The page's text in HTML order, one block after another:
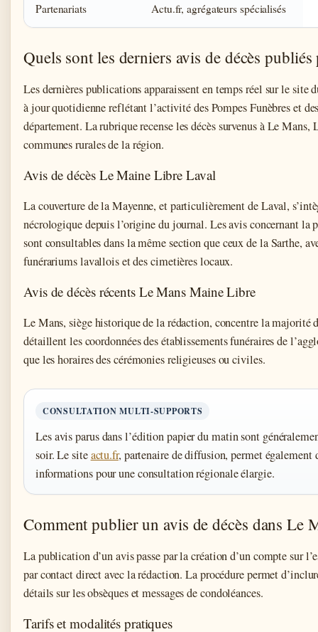
Partenariats Actu.fr, agrégateurs spécialisés
Quels sont les derniers avis de décès
Les dernières publications apparaissent en temps réel sur le site
à jour quotidienne reflétant l’activité des Pompes Funèbres et
département. La rubrique recense les décès survenus à Le Mans,
communes rurales de la région.
Avis de décès Le Maine Libre Laval
La couverture de la Mayenne, et particulièrement de Laval,
nécrologique depuis l’origine du journal. Les avis concernant la
sont consultables dans la même section que ceux de la Sarthe,
funérariums lavallois et des cimetières locaux.
Avis de décès récents Le Mans Maine Libre
Le Mans, siège historique de la rédaction, concentre la majorité
détaillent les coordonnées des établissements funéraires de
que les horaires des cérémonies religieuses ou civiles.
CONSULTATION MULTI-SUPPORTS
Les avis parus dans l’édition papier du matin sont
soir. Le siteactu.fr, partenaire de diffusion, permet également
informations pour une consultation régionale élargie.
Comment publier un avis de décès dans Le
La publication d’un avis passe par la création d’un compte sur
par contact direct avec la rédaction. La procédure permet
détails sur les obsèques et messages de condoléances.
Tarifs et modalités pratiques